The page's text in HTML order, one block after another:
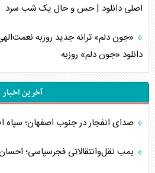
اصلی دانلود | حس و حال یک شب سرد
«جون دلم» ترانه جدید روزبه
دانلود «جون دلم» روزبه
آخرین اخبار
صدای انفجار در جنوب اصفهان؛ سپاه
بمب نقل‌وانتقالاتی فجرسپاسی؛